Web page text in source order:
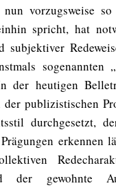
nun vorzugsweise
spricht, hat
subjektiver
sogenannten
der heutigen
der publizistischen
durchgesetzt,
erkennen
der gewohnte